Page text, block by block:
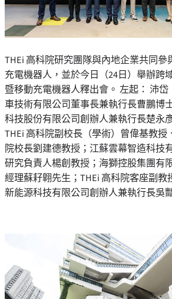
THEi 高科院研究團隊與內地企業共同參
充電機器人，並於今日（24日）舉辦跨
暨移動充電機器人釋出會。 左起： 沛
車技術有限公司董事長兼執行長曹鵬博
科技股份有限公司創辦人兼執行長楚永
THEi 高科院副校長（學術）曾偉基教授
院校長劉建德教授；江蘇雲幕智造科技
研究負責人楊創教授；海獅控股集團有
經理蘇耔翺先生；THEi 高科院客座副教
新能源科技有限公司創辦人兼執行長吳